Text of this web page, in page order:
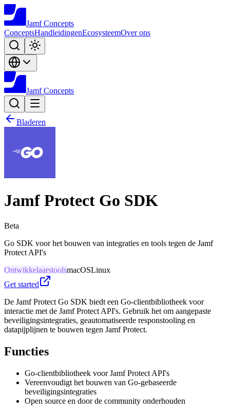
Jamf Concepts
ConceptsHandleidingenEcosysteemOver ons
Jamf Concepts
Bladeren
Jamf Protect Go SDK
Beta
Go SDK voor het bouwen van integraties en tools tegen de Jamf
Protect API's
OntwikkelaarstoolsmacOSLinux
Get started
De Jamf Protect Go SDK biedt een Go-clientbibliotheek voor
interactie met de Jamf Protect API's. Gebruik het om aangepaste
beveiligingsintegraties, geautomatiseerde responstooling en
datapijplijnen te bouwen tegen Jamf Protect.
Functies
Go-clientbibliotheek voor Jamf Protect API's
Vereenvoudigt het bouwen van Go-gebaseerde
beveiligingsintegraties
Open source en door de community onderhouden